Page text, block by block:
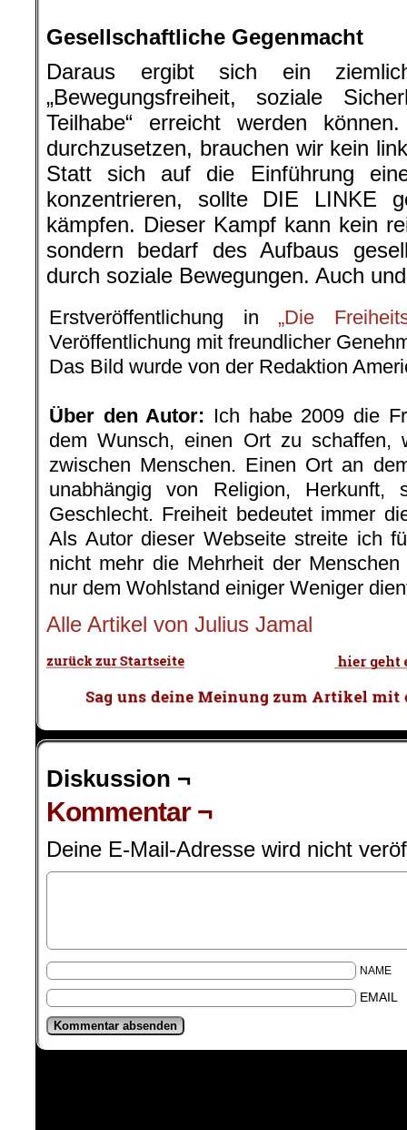
Gesellschaftliche Gegenmacht
Daraus ergibt sich ein
„Bewegungsfreiheit, soziale
Teilhabe“ erreicht werden
durchzusetzen, brauchen wir kein
Statt sich auf die Einführung
konzentrieren, sollte DIE LINKE
kämpfen. Dieser Kampf kann kein
sondern bedarf des Aufbaus
durch soziale Bewegungen. Auch
Erstveröffentlichung in„Die
Veröffentlichung mit freundlicher
Das Bild wurde von der Redaktion
Über den Autor: Ich habe 2009 die
dem Wunsch, einen Ort zu schaffen,
zwischen Menschen. Einen Ort an
unabhängig von Religion, Herkunft,
Geschlecht. Freiheit bedeutet immer
Als Autor dieser Webseite streite ich
nicht mehr die Mehrheit der
nur dem Wohlstand einiger Weniger
Alle Artikel von Julius Jamal
Diskussion ¬
Kommentar ¬
Deine E-Mail-Adresse wird nicht
NAME
EMAIL